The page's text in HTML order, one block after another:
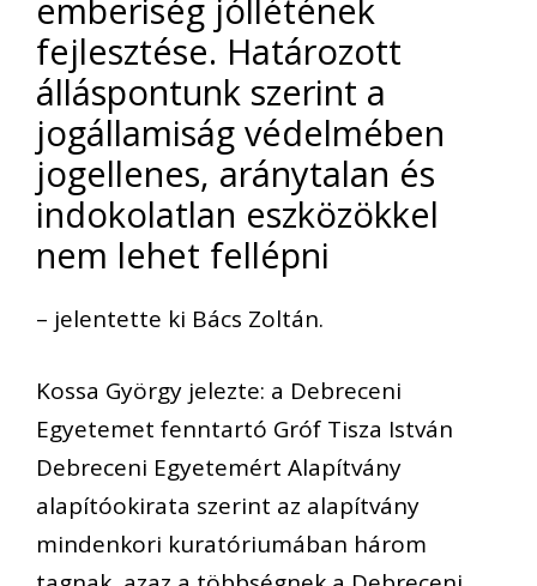
emberiség jóllétének
fejlesztése. Határozott
álláspontunk szerint a
jogállamiság védelmében
jogellenes, aránytalan és
indokolatlan eszközökkel
nem lehet fellépni
– jelentette ki Bács Zoltán.
Kossa György jelezte: a Debreceni
Egyetemet fenntartó Gróf Tisza István
Debreceni Egyetemért Alapítvány
alapítóokirata szerint az alapítvány
mindenkori kuratóriumában három